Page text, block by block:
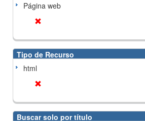
Página web
Tipo de Recurso
html
Buscar solo por título